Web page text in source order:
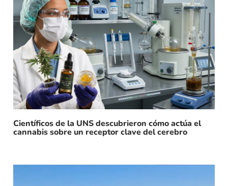
Científicos de la UNS descubrieron cómo actúa el
cannabis sobre un receptor clave del cerebro